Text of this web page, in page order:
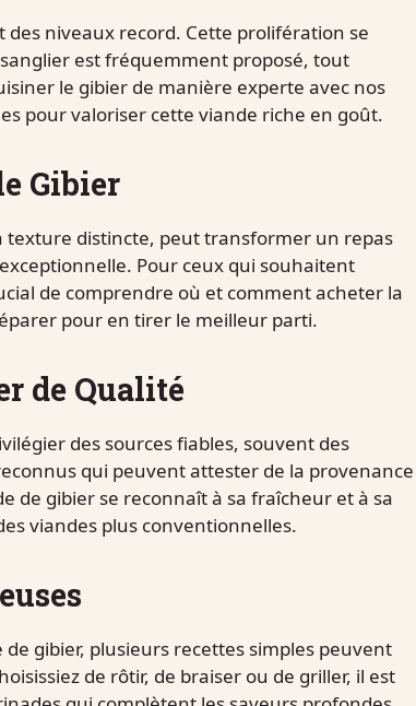
niveaux record. Cette prolifération se
est fréquemment proposé, tout
le gibier de manière experte avec nos
pour valoriser cette viande riche en goût.
Gibier
texture distincte, peut transformer un repas
Pour ceux qui souhaitent
de comprendre où et comment acheter la
pour en tirer le meilleur parti.
de Qualité
des sources fiables, souvent des
qui peuvent attester de la provenance
de gibier se reconnaît à sa fraîcheur et à sa
viandes plus conventionnelles.
gibier, plusieurs recettes simples peuvent
de rôtir, de braiser ou de griller, il est